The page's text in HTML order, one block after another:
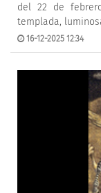
del 22 de
templada,
16-12-2025 12:34